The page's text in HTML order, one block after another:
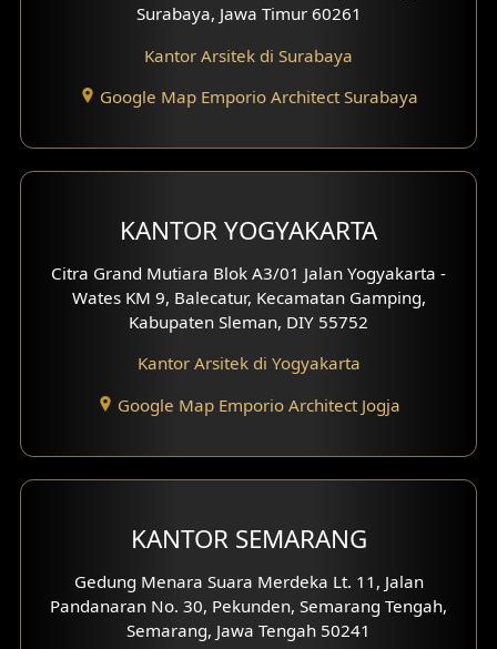
Fasad Klinik
Desain Mezanin
Desain Rumah Moroccan
Desain Rumah Scandinavian
Desain Balkon
Desain Void
Desain Toilet Tamu
Desain Kanopi
Surabaya, Jawa Timur 60261
Kantor Arsitek di Surabaya
Google Map Emporio Architect Surabaya
KANTOR YOGYAKARTA
Citra Grand Mutiara Blok A3/01 Jalan Yogyakarta -
Wates KM 9, Balecatur, Kecamatan Gamping,
Kabupaten Sleman, DIY 55752
Kantor Arsitek di Yogyakarta
Google Map Emporio Architect Jogja
KANTOR SEMARANG
Gedung Menara Suara Merdeka Lt. 11, Jalan
Pandanaran No. 30, Pekunden, Semarang Tengah,
Semarang, Jawa Tengah 50241